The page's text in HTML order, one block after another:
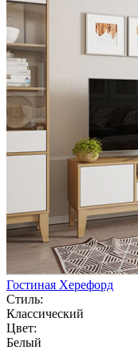
Гостиная Херефорд
Стиль:
Классический
Цвет:
Белый